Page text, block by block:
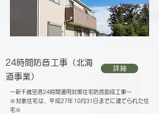
24時間防音工事（北海
道事業）
詳細
​～新千歳空港24時間運用対策住宅防音助成工事～
​※対象住宅は、平成27年10月31日までに建てられた住
宅※